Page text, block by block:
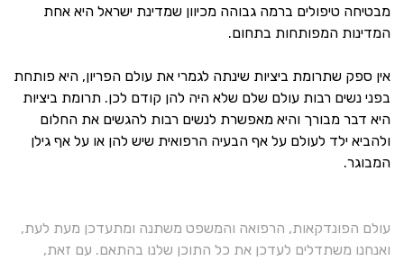
מבטיחה טיפולים ברמה גבוהה מכיוון שמדינת ישראל היא אחת
המדינות המפותחות בתחום.
אין ספק שתרומת ביציות שינתה לגמרי את עולם הפריון, היא פותחת
בפני נשים רבות עולם שלם שלא היה להן קודם לכן. תרומת ביציות
היא דבר מבורך והיא מאפשרת לנשים רבות להגשים את החלום
ולהביא ילד לעולם על אף הבעיה הרפואית שיש להן או על אף גילן
המבוגר.
עולם הפונדקאות, הרפואה והמשפט משתנה ומתעדכן מעת לעת,
ואנחנו משתדלים לעדכן את כל התוכן שלנו בהתאם. עם זאת,